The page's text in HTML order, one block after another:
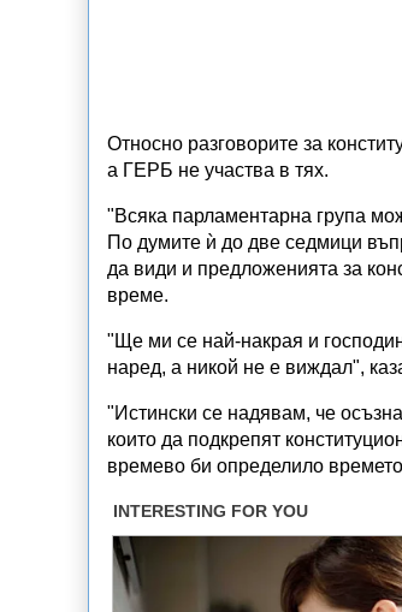
Относно разговорите за
а ГЕРБ не участва в тях.
"Всяка парламентарна група
По думите ѝ до две седмици
да види и предложенията за
време.
"Ще ми се най-накрая и
наред, а никой не е виждал",
"Истински се надявам, че
които да подкрепят
времево би определило